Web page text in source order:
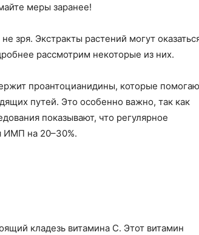
меры заранее!
зря. Экстракты растений могут
рассмотрим некоторые из них.
проантоцианидины, которые
путей. Это особенно важно, так как
показывают, что регулярное
ИМП на 20–30%.
кладезь витамина C. Этот витамин